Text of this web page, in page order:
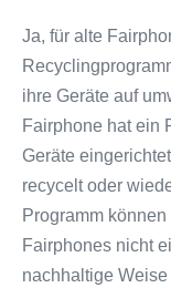
Ja, für alte
ihre Geräte auf
Fairphone hat ein
Geräte
recycelt oder
Programm
Fairphones nicht
nachhaltige